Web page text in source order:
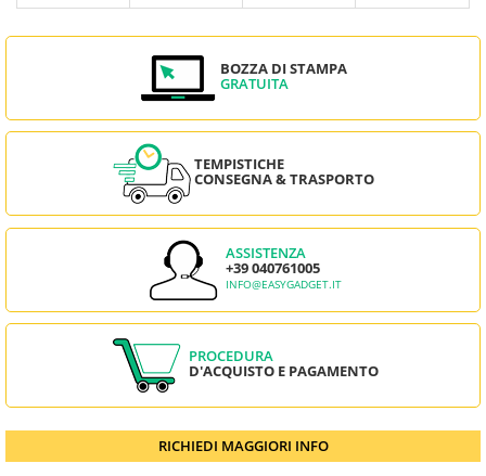
BOZZA DI STAMPA
GRATUITA
TEMPISTICHE
CONSEGNA & TRASPORTO
ASSISTENZA
+39 040761005
INFO@EASYGADGET.IT
PROCEDURA
D'ACQUISTO E PAGAMENTO
RICHIEDI MAGGIORI INFO